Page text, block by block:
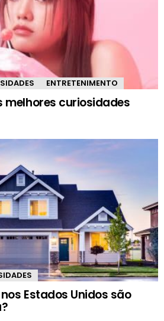
ENTRETENIMENTO
melhores curiosidades
Estados Unidos são